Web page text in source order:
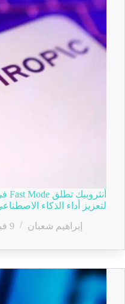
لتعزيز أداء الذكاء
إبراهيم شعبان
9 فبراير, 2026